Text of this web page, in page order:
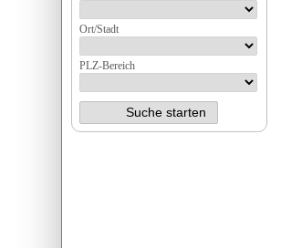
Ort/Stadt
PLZ-Bereich